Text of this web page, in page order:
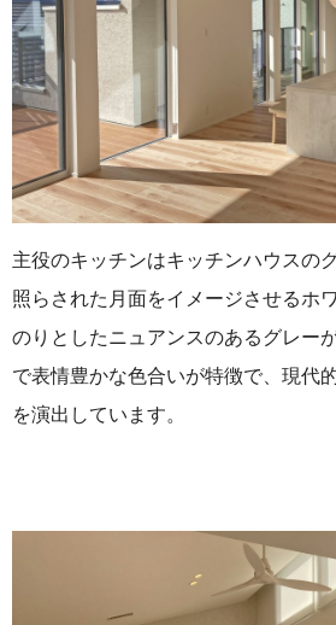
主役のキッチンはキッチンハウスの
照らされた月面をイメージさせるホ
のりとしたニュアンスのあるグレー
で表情豊かな色合いが特徴で、現代
を演出しています。